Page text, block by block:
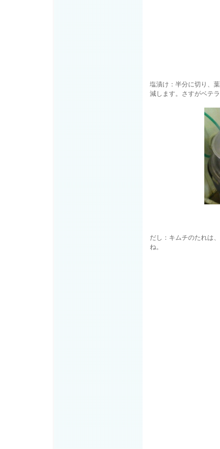
塩漬け：半分に切り、
減します。さすがベテ
だし：キムチのたれは
ね。